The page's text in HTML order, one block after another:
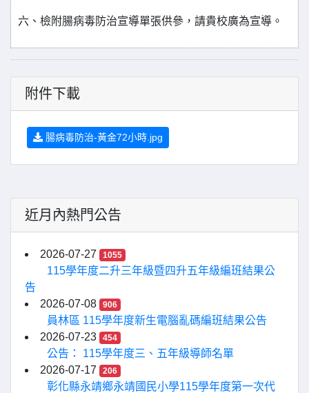
六、檢附腸病毒防治宣導單張供參，請貴校廣為宣導。
附件下載
腸病毒防治-黃金72小時.jpg
近月內熱門公告
2026-07-27 1055
115學年度二升三年級暨四升五年級編班結果公
告
2026-07-08
906
員林區 115學年度新生電腦亂碼編班結果公告
2026-07-23
454
公告： 115學年度三、五年級導師名單
2026-07-17
206
彰化縣永靖鄉永靖國民小學115學年度第一次代